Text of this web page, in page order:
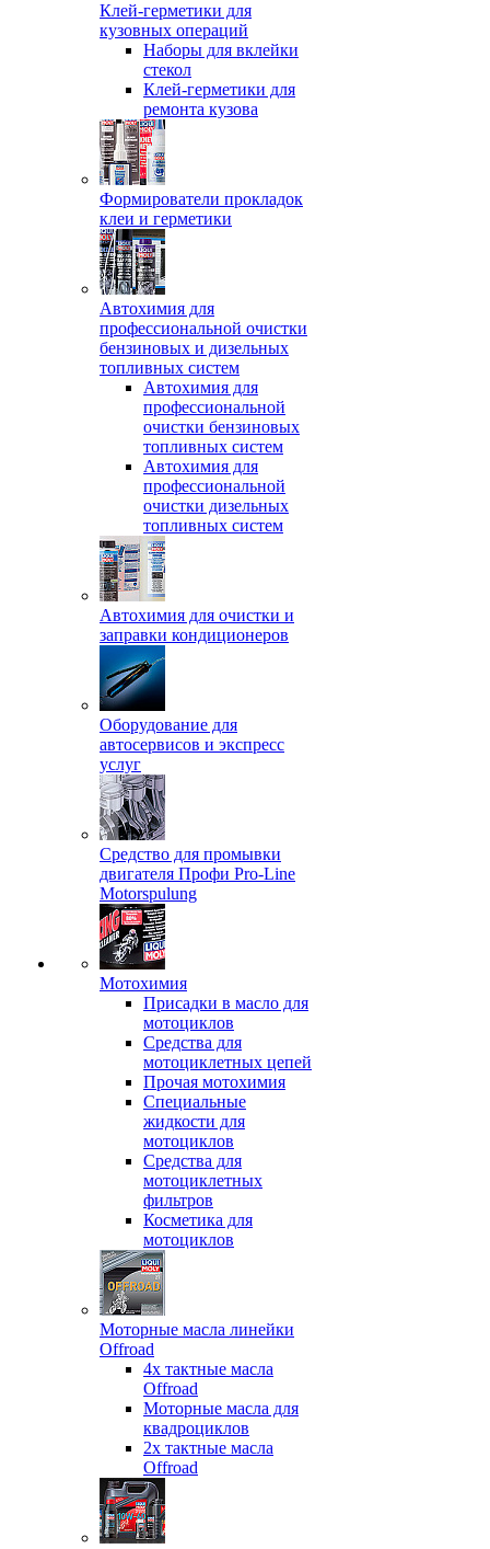
Клей-герметики для
кузовных операций
Наборы для вклейки
стекол
Клей-герметики для
ремонта кузова
Формирователи прокладок
клеи и герметики
Автохимия для
профессиональной очистки
бензиновых и дизельных
топливных систем
Автохимия для
профессиональной
очистки бензиновых
топливных систем
Автохимия для
профессиональной
очистки дизельных
топливных систем
Автохимия для очистки и
заправки кондиционеров
Оборудование для
автосервисов и экспресс
услуг
Средство для промывки
двигателя Профи Pro-Line
Motorspulung
Мотохимия
Присадки в масло для
мотоциклов
Средства для
мотоциклетных цепей
Прочая мотохимия
Специальные
жидкости для
мотоциклов
Средства для
мотоциклетных
фильтров
Косметика для
мотоциклов
Моторные масла линейки
Offroad
4х тактные масла
Offroad
Моторные масла для
квадроциклов
2х тактные масла
Offroad